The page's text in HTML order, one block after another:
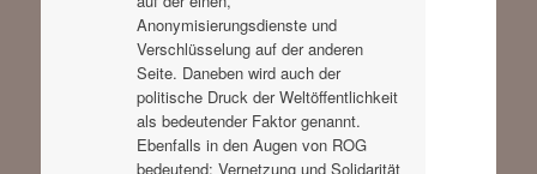
Anonymisierungsdienste und
Verschlüsselung auf der anderen
Seite. Daneben wird auch der
politische Druck der Weltöffentlichkeit
als bedeutender Faktor genannt.
Ebenfalls in den Augen von ROG
bedeutend: Vernetzung und Solidarität